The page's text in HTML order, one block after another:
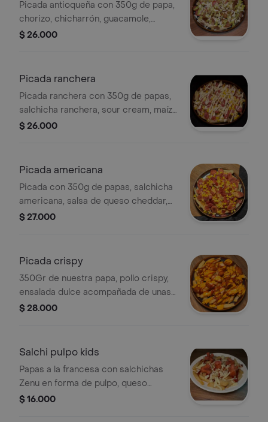
Picada antioqueña con 350g de papa,
chorizo, chicharrón, guacamole,
queso mozzarella y salsa de la casa.
$ 26.000
Picada ranchera
Picada ranchera con 350g de papas,
salchicha ranchera, sour cream, maíz
tierno, queso mozzarella y salsa de la
$ 26.000
Picada americana
Picada con 350g de papas, salchicha
americana, salsa de queso cheddar,
tocineta y maíz tierno.
$ 27.000
Picada crispy
350Gr de nuestra papa, pollo crispy,
ensalada dulce acompañada de unas
deliciosas salsas de la casa y bbq.
$ 28.000
Salchi pulpo kids
Papas a la francesa con salchichas
Zenu en forma de pulpo, queso
mozzarella y salsa.
$ 16.000